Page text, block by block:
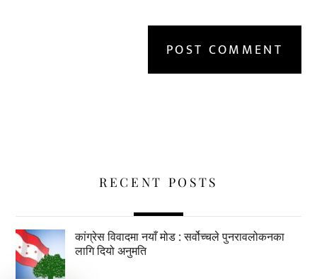
RECENT POSTS
कांग्रेस विवादमा नयाँ मोड : सर्वोच्चले पुनरावलोकनका
लागि दियो अनुमति